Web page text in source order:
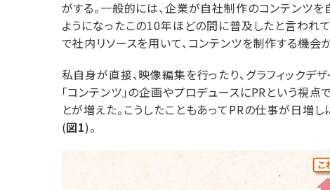
がする。一般的には、企業が自社制作のコンテンツ
ようになったこの10年ほどの間に普及したと言われ
で社内リソースを用いて、コンテンツを制作する機会
私自身が直接、映像編集を行ったり、グラフィックデ
「コンテンツ」の企画やプロデュースにPRという視
とが増えた。こうしたこともあってPRの仕事が日増し
(図1)。